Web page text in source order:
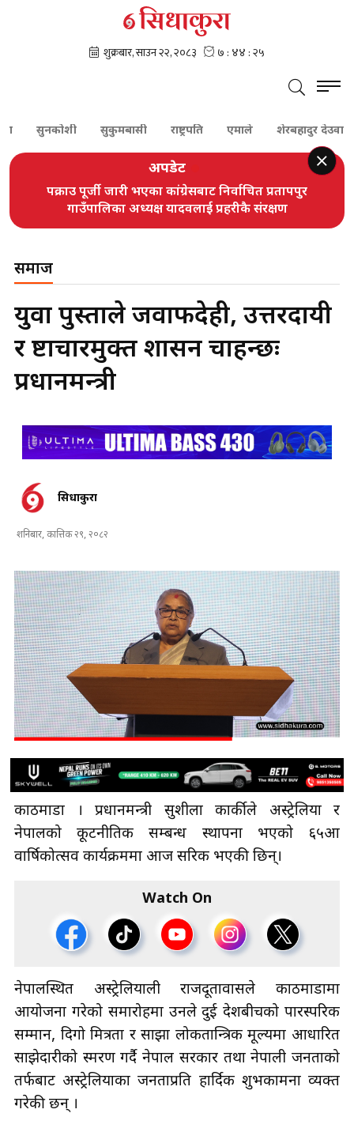
सुनकोशी सुकुमबासी राष्ट्रपति एमाले शेरबहादुर देउवा
अपडेट
पक्राउ पूर्जी जारी भएका कांग्रेसबाट निर्वाचित प्रतापपुर
गाउँपालिका अध्यक्ष यादवलाई प्रहरीकै संरक्षण
समाज
युवा पुस्ताले जवाफदेही, उत्तरदायी
र भ्रष्टाचारमुक्त शासन चाहन्छः
प्रधानमन्त्री
सिधाकुरा
शनिबार, कात्तिक २९, २०८२
काठमाडौँ । प्रधानमन्त्री सुशीला कार्कीले अस्ट्रेलिया र
नेपालको कूटनीतिक सम्बन्ध स्थापना भएको ६५औँ
वार्षिकोत्सव कार्यक्रममा आज सरिक भएकी छिन्।
Watch On
नेपालस्थित अस्ट्रेलियाली राजदूतावासले काठमाडौँमा
आयोजना गरेको समारोहमा उनले दुई देशबीचको पारस्परिक
सम्मान, दिगो मित्रता र साझा लोकतान्त्रिक मूल्यमा आधारित
साझेदारीको स्मरण गर्दै नेपाल सरकार तथा नेपाली जनताको
तर्फबाट अस्ट्रेलियाका जनताप्रति हार्दिक शुभकामना व्यक्त
गरेकी छन् ।